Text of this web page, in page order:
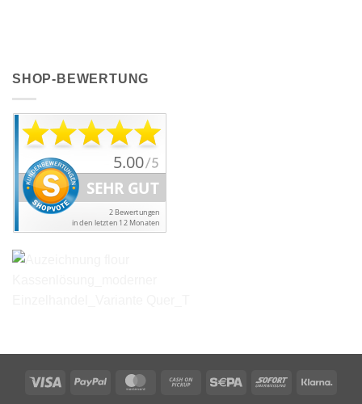
SHOP-BEWERTUNG
Visa PayPal MasterCardCash
Sepa Sofort